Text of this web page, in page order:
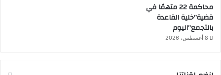
محاكمة 22 متهمًا في
قضية”خلية القاعدة
بالتجمع”اليوم
8 أغسطس، 2026